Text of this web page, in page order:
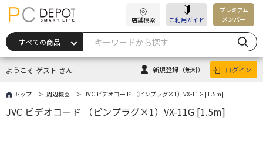
店舗検索 ご利用ガイド
プレミアム
メンバー
ようこそ ゲスト さん 新規登録 （無料） ログイン
トップ 周辺機器 JVC ビデオコード （ピンプラグ×1）VX-11G [1.5m]
JVC ビデオコード （ピンプラグ×1）VX-11G [1.5m]